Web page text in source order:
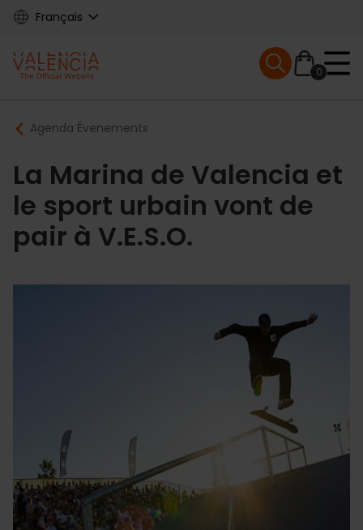
Skip
content
Français
Main
navigation
0
Mobile menu
Breadcrumb
Agenda Évenements
La Marina de Valencia et
le sport urbain vont de
pair à V.E.S.O.